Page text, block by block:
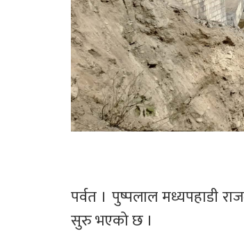
पर्वत । पुष्पलाल मध्यपहाडी
सुरु भएको छ ।